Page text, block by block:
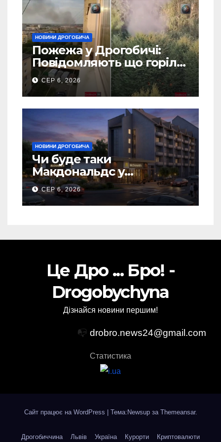
НОВИНИ ДРОГОБИЧА
Пожежа у Дрогобичі:
Повідомляють що горіло
5 гаражів (Відео)
СЕР 6, 2026
НОВИНИ ДРОГОБИЧА
Чи буде таки
Макдональдс у
Дрогобичі? (Фото)
СЕР 6, 2026
Це Дро ... Бро! -
Drogobychyna
Дізнайся новини першим!
📭 drobro.news24@gmail.com
Статистика
Сайт працює на WordPress | Тема:Newsup за Themeansar.
Дрогобиччина Львів Україна Курорти Криптовалюти